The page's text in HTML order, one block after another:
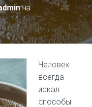
на
Человек
всегда
искал
способы